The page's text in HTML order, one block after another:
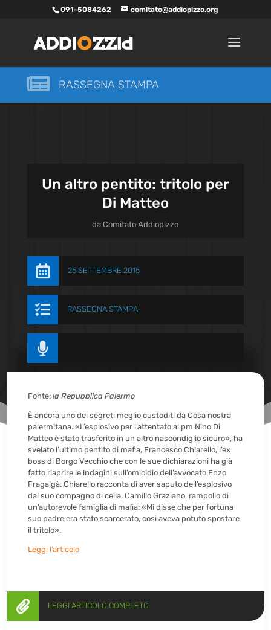
091-5084262 comitato@addiopizzo.org
 RASSEGNA STAMPA
Un altro pentito: tritolo per
Di Matteo
daComitato Addiopizzo
 25 SETTEMBRE 2015
 RASSEGNA STAMPA

Fonte:la Repubblica Palermo
È ancora uno dei segreti meglio custoditi da Cosa nostra
palermitana. «L’esplosivo per l’attentato al pm Nino Di
Matteo è stato trasferito in un altro nascondiglio sicuro», ha
svelato l’ultimo pentito di mafia, Francesco Chiarello, l’ex
boss di Borgo Vecchio che con le sue dichiarazioni ha già
fatto riaprire le indagini sull’omicidio dell’avvocato Enzo
Fragalgà. Chiarello racconta di aver saputo dell’esplosivo
dal suo compagno di cella, Camillo Graziano, rampollo di
un’autorevole famiglia di mafia: «Mi disse che per fortuna
suo padre era stato scarcerato, così aveva potuto spostare
il tritolo».
Leggi l’articolo
 LEGGI ARTICOLO COMPLETO